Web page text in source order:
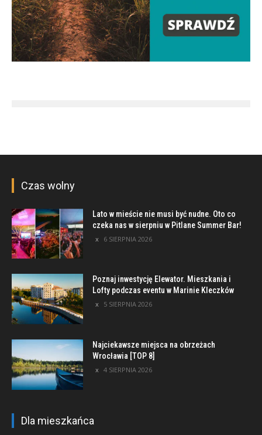
Czas wolny
Lato w mieście nie musi być nudne. Oto co
czeka nas w sierpniu w Pitlane Summer Bar!
6 SIERPNIA 2026
Poznaj inwestycję Elewator. Mieszkania i
Lofty podczas eventu w Marinie Kleczków
5 SIERPNIA 2026
Najciekawsze miejsca na obrzeżach
Wrocławia [TOP 8]
4 SIERPNIA 2026
Dla mieszkańca